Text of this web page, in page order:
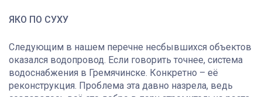
ЯКО ПО СУХУ
Следующим в нашем перечне несбывшихся объектов
оказался водопровод. Если говорить точнее, система
водоснабжения в Гремячинске. Конкретно – её
реконструкция. Проблема эта давно назрела, ведь